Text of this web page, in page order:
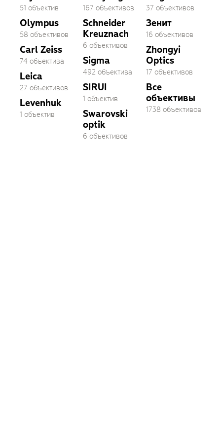
51 объектив
Olympus
58 объективов
Carl Zeiss
74 объектива
Leica
27 объективов
Levenhuk
1 объектив
167 объективов
Schneider
Kreuznach
6 объективов
Sigma
492 объектива
SIRUI
1 объектив
Swarovski
optik
6 объективов
37 объективов
Зенит
16 объективов
Zhongyi
Optics
17 объективов
Все
объективы
1738 объективов